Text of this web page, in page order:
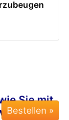
Sie mit